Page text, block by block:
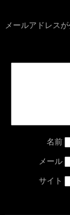
メールアドレス
名前
メール
サイト